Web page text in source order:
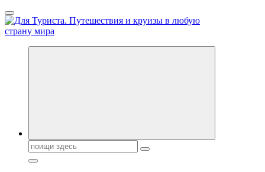
Перейти
к
содержанию
Новости туризма, куда поехать на отдых, где провести отпуск.
Поиск: